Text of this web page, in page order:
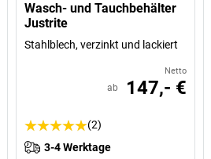
Wasch- und Tauchbehälter
Justrite
Stahlblech, verzinkt und lackiert
Netto
ab 147,- €
(2)
3-4 Werktage